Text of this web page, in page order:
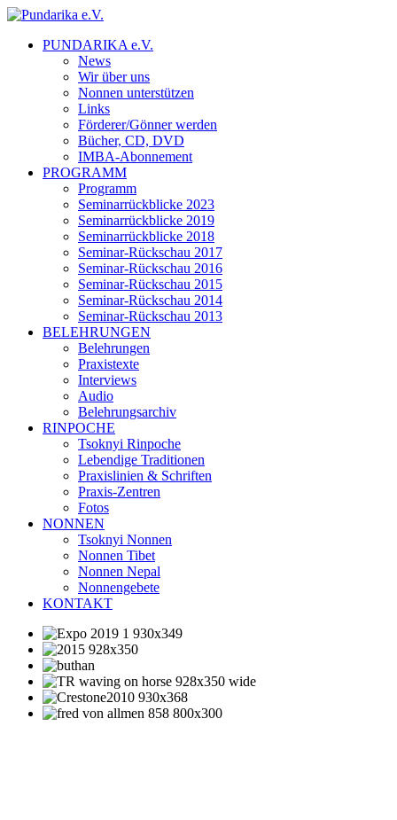
PUNDARIKA e.V.
News
Wir über uns
Nonnen unterstützen
Links
Förderer/Gönner werden
Bücher, CD, DVD
IMBA-Abonnement
PROGRAMM
Programm
Seminarrückblicke 2023
Seminarrückblicke 2019
Seminarrückblicke 2018
Seminar-Rückschau 2017
Seminar-Rückschau 2016
Seminar-Rückschau 2015
Seminar-Rückschau 2014
Seminar-Rückschau 2013
BELEHRUNGEN
Belehrungen
Praxistexte
Interviews
Audio
Belehrungsarchiv
RINPOCHE
Tsoknyi Rinpoche
Lebendige Traditionen
Praxislinien & Schriften
Praxis-Zentren
Fotos
NONNEN
Tsoknyi Nonnen
Nonnen Tibet
Nonnen Nepal
Nonnengebete
KONTAKT